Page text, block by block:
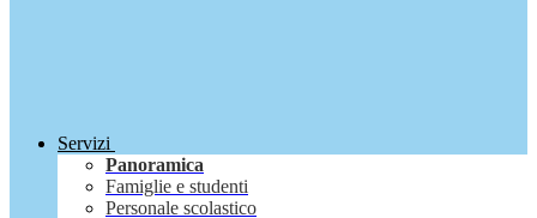
Servizi
Panoramica
Famiglie e studenti
Personale scolastico